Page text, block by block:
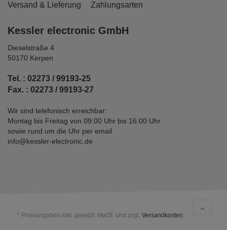
Versand & Lieferung Zahlungsarten
Kessler electronic GmbH
Dieselstraße 4
50170 Kerpen
Tel. : 02273 / 99193-25
Fax. : 02273 / 99193-27
Wir sind telefonisch erreichbar:
Montag bis Freitag von 09:00 Uhr bis 16:00 Uhr
sowie rund um die Uhr per email
info@kessler-electronic.de
* Preisangaben inkl. gesetzl. MwSt. und zzgl. Versandkosten